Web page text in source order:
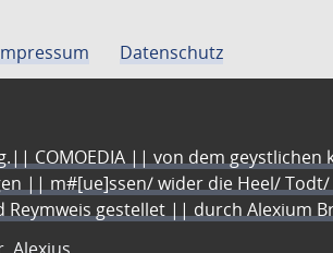
Datenschutz
COMOEDIA || von dem
|| m#[ue]ssen/ wider die Heel/
gestellet || durch Alexium